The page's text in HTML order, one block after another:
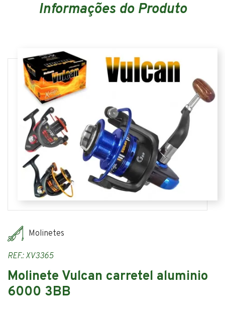
Informações do Produto
Molinetes
REF.: XV3365
Molinete Vulcan carretel aluminio
6000 3BB